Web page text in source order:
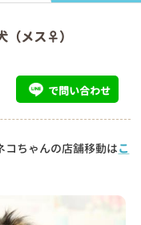
（メス♀）
で問い合わせ
コちゃんの店舗移動はこ